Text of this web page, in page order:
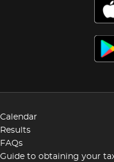
Calendar
Results
FAQs
Guide to obtaining your